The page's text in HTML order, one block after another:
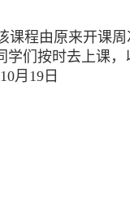
程由原来开课周
们按时去上课，
日